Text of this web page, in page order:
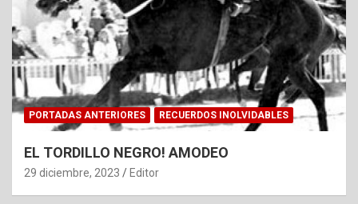
PORTADAS ANTERIORES RECUERDOS INOLVIDABLES
EL TORDILLO NEGRO! AMODEO
29 diciembre, 2023 Editor